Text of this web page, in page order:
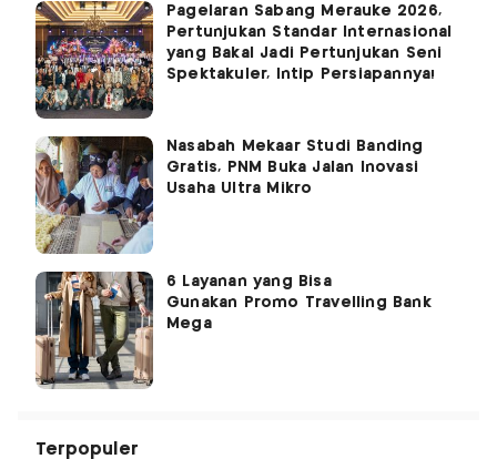
Pagelaran Sabang Merauke 2026,
Pertunjukan Standar Internasional
yang Bakal Jadi Pertunjukan Seni
Spektakuler, Intip Persiapannya!
Nasabah Mekaar Studi Banding
Gratis, PNM Buka Jalan Inovasi
Usaha Ultra Mikro
6 Layanan yang Bisa
Gunakan Promo Travelling Bank
Mega
Terpopuler